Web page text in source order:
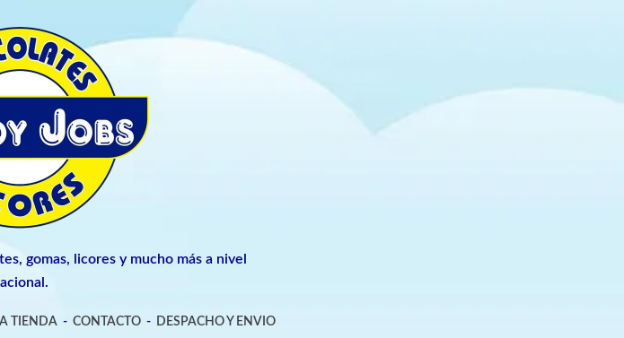
gomas, licores y mucho más a nivel
TIENDA - CONTACTO- DESPACHO Y ENVIO